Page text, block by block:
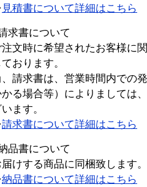
見積書について詳細はこちら
求書について
注文時に希望されたお客様に
ております。
、請求書は、営業時間内での
かる場合等）によりましては
ます。
請求書について詳細はこちら
品書について
届けする商品に同梱致します。
納品書について詳細はこちら